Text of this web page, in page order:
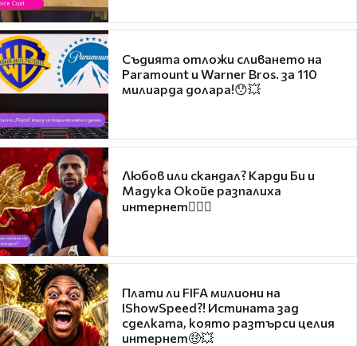
Съдията отложи сливането на
Paramount и Warner Bros. за 110
милиарда долара!😯💥
Любов или скандал? Карди Би и
Мадука Окойе разпалиха
интернет❤️‍🔥🔥
Плати ли FIFA милиони на
IShowSpeed?! Истината зад
сделката, която разтърси целия
интернет🤑💥